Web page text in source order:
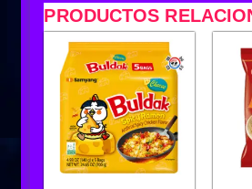
PRODUCTOS